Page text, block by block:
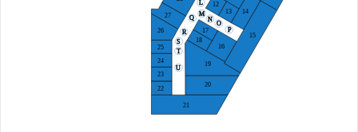
L
Q
R
S
T
U
M
N
O
P
12
13
14
15
16
17
18
19
20
21
22
23
24
25
26
27